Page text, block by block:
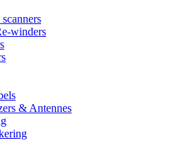
winders
& Antennes